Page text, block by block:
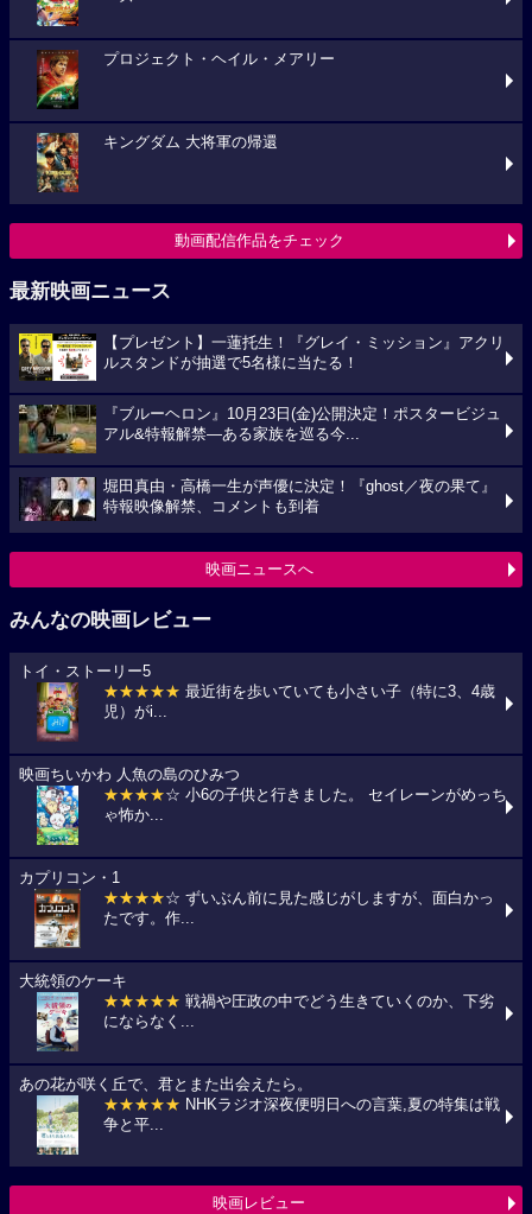
プロジェクト・ヘイル・メアリー
キングダム 大将軍の帰還
動画配信作品をチェック
最新映画ニュース
【プレゼント】一蓮托生！『グレイ・ミッション』アクリ
ルスタンドが抽選で5名様に当たる！
『ブルーヘロン』10月23日(金)公開決定！ポスタービジュ
アル&特報解禁―ある家族を巡る今...
堀田真由・高橋一生が声優に決定！『ghost／夜の果て』
特報映像解禁、コメントも到着
映画ニュースへ
みんなの映画レビュー
トイ・ストーリー5
★★★★★ 最近街を歩いていても小さい子（特に3、4歳
児）がi...
映画ちいかわ 人魚の島のひみつ
★★★★☆ 小6の子供と行きました。 セイレーンがめっち
ゃ怖か...
カプリコン・1
★★★★☆ ずいぶん前に見た感じがしますが、面白かっ
たです。作...
大統領のケーキ
★★★★★ 戦禍や圧政の中でどう生きていくのか、下劣
にならなく...
あの花が咲く丘で、君とまた出会えたら。
★★★★★ NHKラジオ深夜便明日への言葉,夏の特集は戦
争と平...
映画レビュー